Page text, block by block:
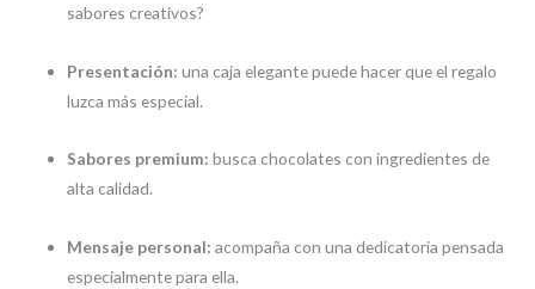
sabores creativos?
Presentación: una caja elegante puede hacer que el regalo
luzca más especial.
Sabores premium: busca chocolates con ingredientes de
alta calidad.
Mensaje personal: acompaña con una dedicatoria pensada
especialmente para ella.